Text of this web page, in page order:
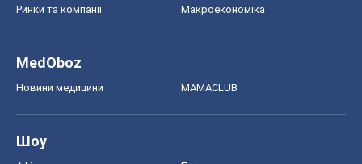
Ринки та компанії Макроекономіка
MedOboz
Новини медицини MAMACLUB
Шоу